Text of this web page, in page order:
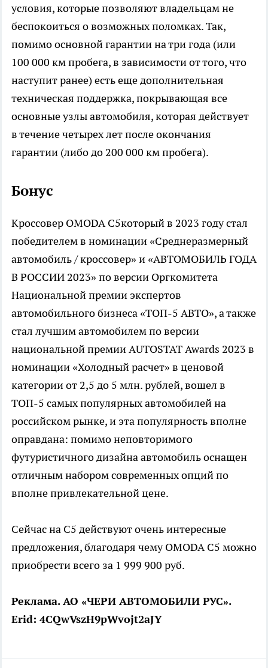
условия, которые позволяют владельцам не
беспокоиться о возможных поломках. Так,
помимо основной гарантии на три года (или
100 000 км пробега, в зависимости от того, что
наступит ранее) есть еще дополнительная
техническая поддержка, покрывающая все
основные узлы автомобиля, которая действует
в течение четырех лет после окончания
гарантии (либо до 200 000 км пробега).
Бонус
Кроссовер OMODA C5который в 2023 году стал
победителем в номинации «Среднеразмерный
автомобиль / кроссовер» и «АВТОМОБИЛЬ ГОДА
В РОССИИ 2023» по версии Оргкомитета
Национальной премии экспертов
автомобильного бизнеса «ТОП-5 АВТО», а также
стал лучшим автомобилем по версии
национальной премии AUTOSTAT Awards 2023 в
номинации «Холодный расчет» в ценовой
категории от 2,5 до 5 млн. рублей, вошел в
ТОП-5 самых популярных автомобилей на
российском рынке, и эта популярность вполне
оправдана: помимо неповторимого
футуристичного дизайна автомобиль оснащен
отличным набором современных опций по
вполне привлекательной цене.
Сейчас на C5 действуют очень интересные
предложения, благодаря чему OMODA C5 можно
приобрести всего за 1 999 900 руб.
Реклама. АО «ЧЕРИ АВТОМОБИЛИ РУС».
Erid: 4CQwVszH9pWvojt2aJY